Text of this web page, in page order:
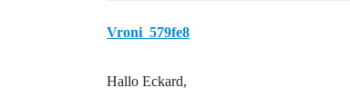
Vroni_579fe8
Hallo Eckard,